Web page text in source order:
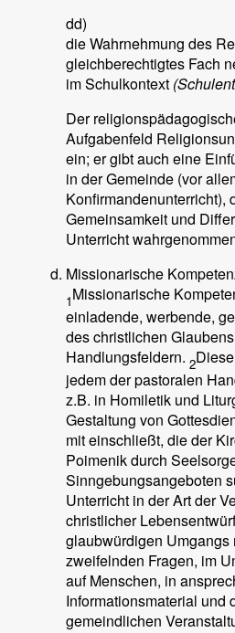
dd)
die Wahrnehmung des
gleichberechtigtes Fach
im Schulkontext
Der
Aufgabenfeld
ein; er gibt auch eine
in der Gemeinde (vor
Konfirmandenunterricht),
Gemeinsamkeit und
Unterricht
Missionarische
1Missionarische
einladende, werbende,
des christlichen
Handlungsfeldern. 2
jedem der pastoralen
z.B. in Homiletik und
Gestaltung von
mit einschließt, die der
Poimenik durch
Sinngebungsangeboten
Unterricht in der Art der
christlicher
glaubwürdigen Umgangs
zweifelnden Fragen, im
auf Menschen, in
Informationsmaterial und
gemeindlichen